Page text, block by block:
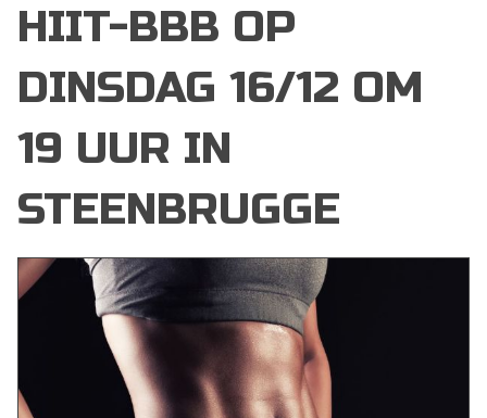
HIIT-BBB OP
DINSDAG 16/12 OM
19 UUR IN
STEENBRUGGE